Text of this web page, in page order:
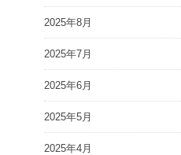
2025年8月
2025年7月
2025年6月
2025年5月
2025年4月